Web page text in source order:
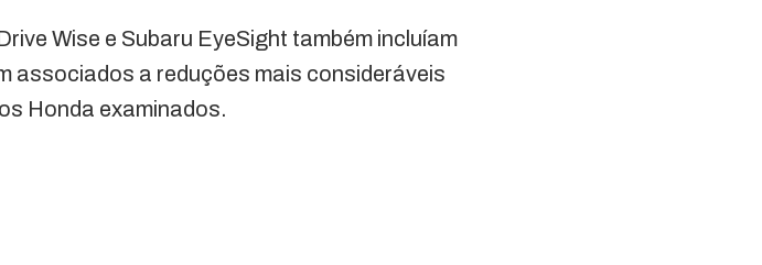
Wise e Subaru EyeSight também incluíam
associados a reduções mais consideráveis
Honda examinados.